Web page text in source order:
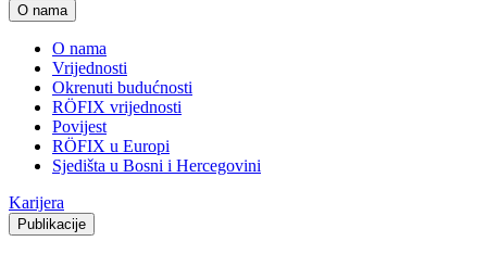
O nama
O nama
Vrijednosti
Okrenuti budućnosti
RÖFIX vrijednosti
Povijest
RÖFIX u Europi
Sjedišta u Bosni i Hercegovini
Karijera
Publikacije